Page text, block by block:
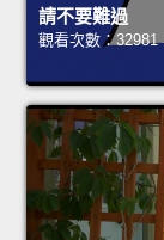
請不要難過
觀看次數：